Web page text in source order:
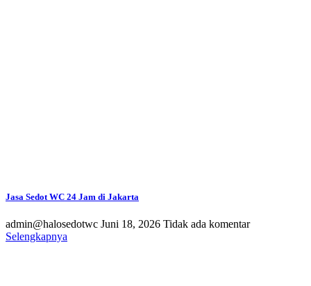
Jasa Sedot WC 24 Jam di Jakarta
admin@halosedotwc Juni 18, 2026 Tidak ada komentar
Selengkapnya